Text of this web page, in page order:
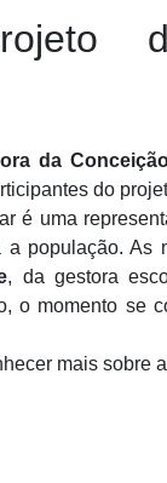
da
do
é uma
população. As
, da gestora
o momento se
mais sobre